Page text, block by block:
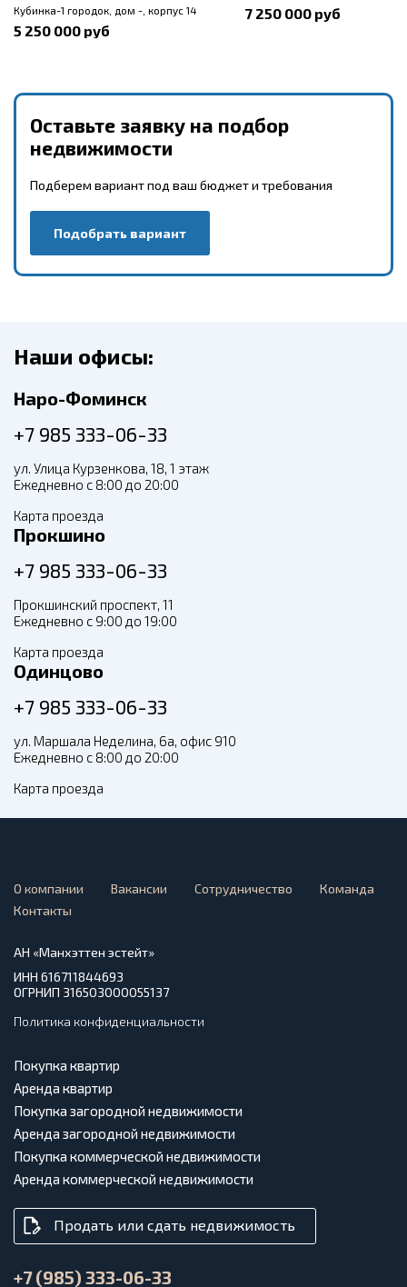
Кубинка-1 городок, дом -, корпус 14
5 250 000 руб
7 250 000 руб
Оставьте заявку на подбор
недвижимости
Подберем вариант под ваш бюджет и требования
Подобрать вариант
Наши офисы:
Наро-Фоминск
+7 985 333-06-33
ул. Улица Курзенкова, 18, 1 этаж
Ежедневно с 8:00 до 20:00
Карта проезда
Прокшино
+7 985 333-06-33
Прокшинский проспект, 11
Ежедневно с 9:00 до 19:00
Карта проезда
Одинцово
+7 985 333-06-33
ул. Маршала Неделина, 6а, офис 910
Ежедневно с 8:00 до 20:00
Карта проезда
О компании Вакансии Сотрудничество
Команда
Контакты
АН «Манхэттен эстейт»
ИНН 616711844693
ОГРНИП 316503000055137
Политика конфиденциальности
Покупка квартир
Аренда квартир
Покупка загородной недвижимости
Аренда загородной недвижимости
Покупка коммерческой недвижимости
Аренда коммерческой недвижимости
Продать или сдать недвижимость
+7 (985) 333-06-33